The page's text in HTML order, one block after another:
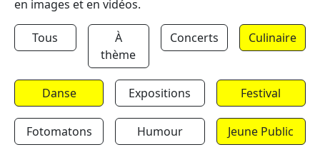
en images et en vidéos.
Tous
À
thème
Concerts Culinaire
Danse Expositions Festival
Fotomatons Humour Jeune Public